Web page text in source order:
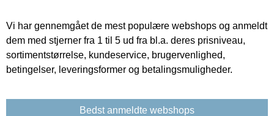
Vi har gennemgået de mest populære webshops og anmeldt
dem med stjerner fra 1 til 5 ud fra bl.a. deres prisniveau,
sortimentstørrelse, kundeservice, brugervenlighed,
betingelser, leveringsformer og betalingsmuligheder.
Bedst anmeldte webshops